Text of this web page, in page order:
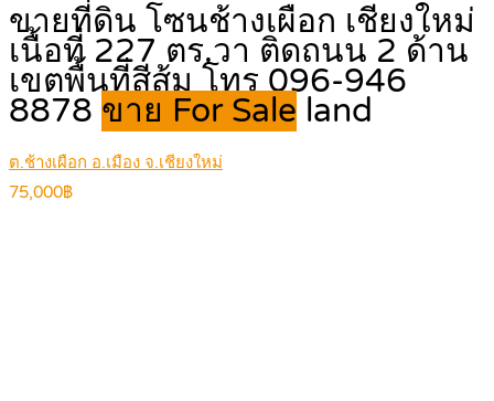
ขายที่ดิน โซนช้างเผือก เชียงใหม่
เนื้อที่ 227 ตร.วา ติดถนน 2 ด้าน
เขตพื้นที่สีส้ม โทร 096-946
8878 ขาย For Sale land
ต.ช้างเผือก อ.เมือง จ.เชียงใหม่
75,000฿